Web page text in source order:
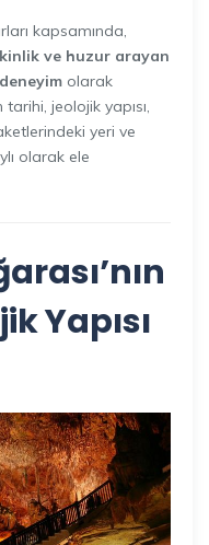
kapsamında,
ve huzur arayan
olarak
jeolojik yapısı,
yeri ve
olarak ele
Yapısı